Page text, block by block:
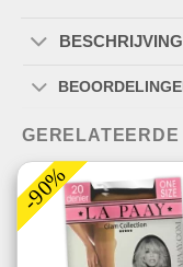
BESCHRIJVING
GERELATEERDE
-90%